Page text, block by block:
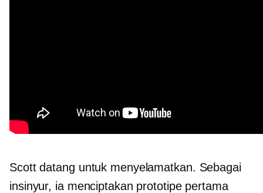
Scott datang untuk menyelamatkan. Sebagai
insinyur, ia menciptakan prototipe pertama